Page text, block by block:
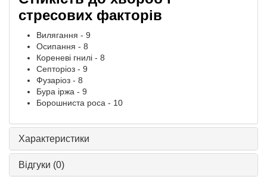
стресових факторів
Вилягання - 9
Осипання - 8
Кореневі гнилі - 8
Септоріоз - 9
Фузаріоз - 8
Бура іржа - 9
Борошниста роса - 10
Характеристики
Відгуки (0)